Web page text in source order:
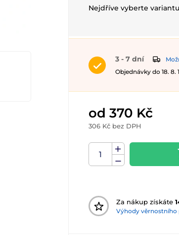
Nejdříve vyberte variantu
3 - 7 dní
Objednávky do 18. 8.
od 370 Kč
306 Kč bez DPH
Za nákup získáte
Výhody věrnostního